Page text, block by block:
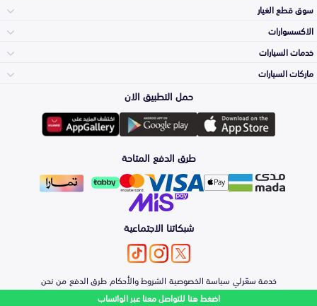
اضغط هنا للتواصل معنا عبر الواتساب
سوق قطع الغيار
المكائن، القيرات
وملحقاتها
الشمعات
والاصطبات (الاضاءة)
الفرامل والأقمشة
الأبواب، الرفرف
والكبوت
الاكسسوارات
لوازم الرحلات
اكسسوارات العناية
الزيوت و السوائل
خدمات السيارات
الأكثر مبيعاً
التلميع والعناية
حماية مقدمة السيارة
ماركات السيارات
تويوتا
هيونداي
كيا
نيسان
حمل التطبيق الان
طرق الدفع المتاحة
شبكاتنا الاجتماعية
خدمة سعّرلي سياسة الخصوصية الشروط والأحكامطرق الدفعمن نحن